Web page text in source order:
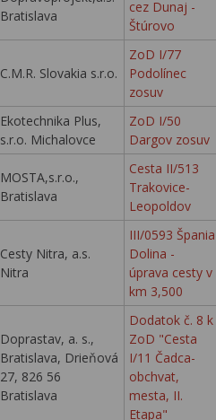
Bratislava
cez Dunaj -
Štúrovo
C.M.R. Slovakia s.r.o.
ZoD I/77
Podolínec
zosuv
Ekotechnika Plus,
s.r.o. Michalovce
ZoD I/50
Dargov zosuv
MOSTA,s.r.o.,
Bratislava
Cesta II/513
Trakovice-
Leopoldov
Cesty Nitra, a.s.
Nitra
III/0593 Špania
Dolina -
úprava cesty v
km 3,500
Doprastav, a. s.,
Bratislava, Drieňová
27, 826 56
Bratislava
Dodatok č. 8 k
ZoD "Cesta
I/11 Čadca-
obchvat,
mesta, II.
Etapa"